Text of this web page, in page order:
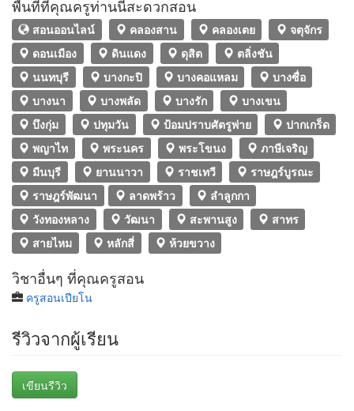
พื้นที่ที่คุณครูท่านนี้สะดวกสอน
สอนออนไลน์ คลองสาน คลองเตย
จตุจักร
ดอนเมือง
ดินแดง ดุสิต
ตลิ่งชัน
นนทบุรี
บางกะปิ บางคอแหลม
บางซื่อ
บางนา
บางพลัด บางรัก
บางเขน
บึงกุ่ม
ปทุมวัน ป้อมปราบศัตรูพ่าย
ปากเกร็ด
พญาไท
พระนคร พระโขนง
ภาษีเจริญ
มีนบุรี
ยานนาวา ราชเทวี
ราษฎร์บูรณะ
ราษฎร์​พัฒนา​
ลาดพร้าว
ลำลูกกา
วังทองหลาง
วัฒนา สะพานสูง
สาทร
สายไหม
หลักสี่ ห้วยขวาง
วิชาอื่นๆ ที่คุณครูสอน
ครูสอนเปียโน
รีวิวจากผู้เรียน
เขียนรีวิว